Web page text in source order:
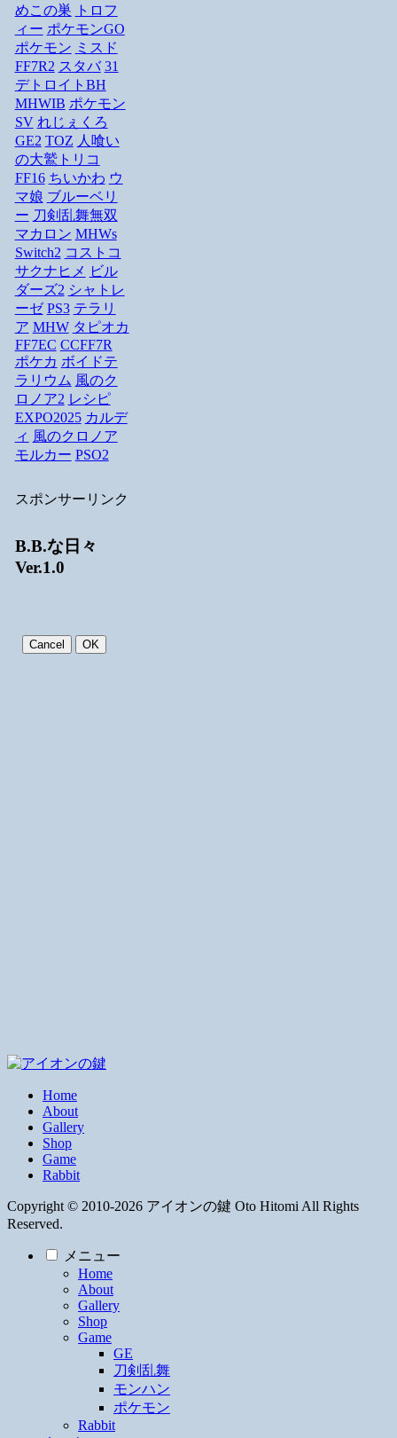
めこの巣
トロフ
ィー ポケモンGO
ポケモン ミスド
FF7R2 スタバ 31
デトロイトBH
MHWIB ポケモン
SV れじぇくろ
GE2 TOZ 人喰い
の大鷲トリコ
FF16 ちいかわ ウ
マ娘 ブルーベリ
ー 刀剣乱舞無双
マカロン MHWs
Switch2 コストコ
サクナヒメ ビル
ダーズ2 シャトレ
ーゼ PS3 テラリ
ア MHW タピオカ
FF7EC CCFF7R
ポケカ ボイドテ
ラリウム 風のク
ロノア2 レシピ
EXPO2025 カルデ
ィ 風のクロノア
モルカー PSO2
スポンサーリンク
B.B.な日々
Ver.1.0
Home
About
Gallery
Shop
Game
Rabbit
Copyright © 2010-2026 アイオンの鍵 Oto Hitomi All Rights
Reserved.
メニュー
Home
About
Gallery
Shop
Game
GE
刀剣乱舞
モンハン
ポケモン
Rabbit